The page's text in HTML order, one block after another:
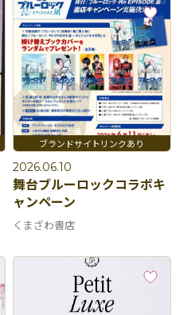
2026.06.10
舞台ブルーロックコラボキ
ャンペーン
くまざわ書店